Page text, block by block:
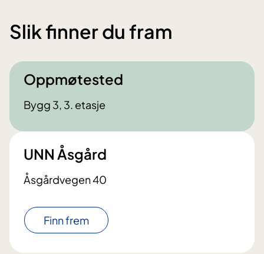
Slik finner du fram
Oppmøtested
Bygg 3, 3. etasje
UNN Åsgård
Åsgårdvegen 40
Finn frem